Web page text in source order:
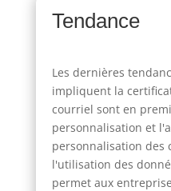
Tendance
Les dernières
impliquent la
courriel sont en
personnalisation et
personnalisation des
l'utilisation des
permet aux